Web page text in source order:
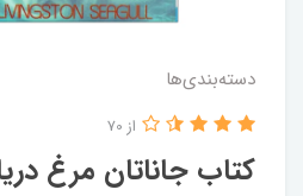
دسته‌بندی‌ها
از 70